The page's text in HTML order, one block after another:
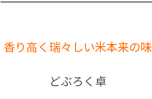
香り高く瑞々しい米本来の味
どぶろく卓